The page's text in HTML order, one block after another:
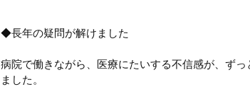
◆長年の疑問が解けました
病院で働きながら、医療にたいする不信感が、ずっ
ました。